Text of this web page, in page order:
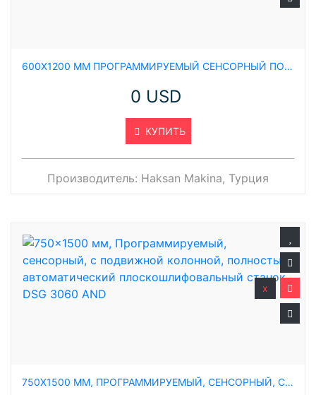
600X1200 ММ ПРОГРАММИРУЕМЫЙ СЕНСОРНЫЙ ПОЛНОСТЬЮ АВТОМАТИЧЕСКИЙ ШЛИФОВАЛЬНЫЙ СТАНОК С УПРАВЛЕНИЕМ ЧПУ, DSG-2450
0 USD
КУПИТЬ
Производитель: Haksan Makina, Турция
750X1500 ММ, ПРОГРАММИРУЕМЫЙ, СЕНСОРНЫЙ, С ПОДВИЖНОЙ КОЛОННОЙ, ПОЛНОСТЬЮ АВТОМАТИЧЕСКИЙ ПЛОСКОШЛИФОВАЛЬНЫЙ СТАНОК, DSG 3060 AND
x